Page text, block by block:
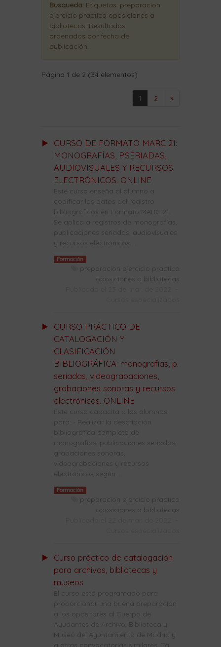
Busqueda: Etiquetas: preparacion
ejercicio practico oposiciones a
bibliotecas. Resultados
ordenados por fecha de
publicación.
Página 1 de 2 (34 elementos)
1 2 »
CURSO DE FORMATO MARC 21:
MONOGRAFÍAS, P.SERIADAS,
AUDIOVISUALES Y RECURSOS
ELECTRÓNICOS. ONLINE
Este curso enseña al alumno a
codificar los datos del registro
bibliográficos en Formato MARC 21.
Se aplica a registros de monografías,
publicaciones seriadas, audiovisuales
y recursos electrónicos. ...
Formación
preparacion ejercicio practico
oposiciones a bibliotecas
CURSO PRÁCTICO DE
CATALOGACIÓN Y
CLASIFICACIÓN
BIBLIOGRÁFICA: monografías, p.
seriadas, videograbaciones,
grabaciones sonoras y recursos
electrónicos. ONLINE
Este curso capacita a los alumnos
para: - Realizar la descripción
bibliográfica completa de
monografías, publicaciones seriadas,
grabaciones sonoras,
videograbaciones y recursos
electrónicos según ...
Formación
preparacion ejercicio practico
oposiciones a bibliotecas
Curso práctico de catalogación
para archivos, bibliotecas y
museos
El curso está programado para
proporcionar una buena preparación
a los opositores al Cuerpo de
Ayudantes de Archivo, Biblioteca y
Museo del Ayuntamiento de Madrid y